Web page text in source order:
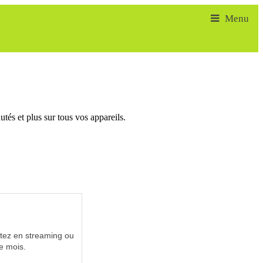
et plus sur tous vos appareils.
en streaming ou
mois.